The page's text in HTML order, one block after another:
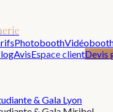
Photobooth
AvisEspace clientDevis
& Gala Lyon